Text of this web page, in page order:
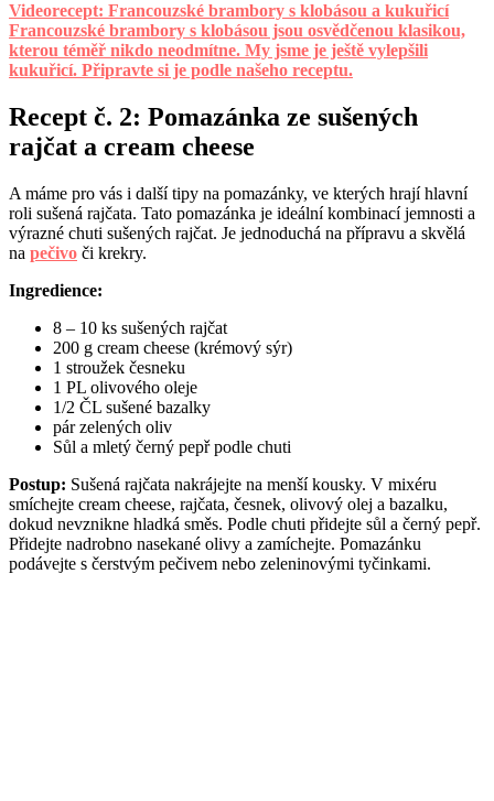
Videorecept: Francouzské brambory s klobásou a kukuřicí
Francouzské brambory s klobásou jsou osvědčenou klasikou,
kterou téměř nikdo neodmítne. My jsme je ještě vylepšili
kukuřicí. Připravte si je podle našeho receptu.
Recept č. 2: Pomazánka ze sušených
rajčat a cream cheese
A máme pro vás i další tipy na pomazánky, ve kterých hrají hlavní
roli sušená rajčata. Tato pomazánka je ideální kombinací jemnosti a
výrazné chuti sušených rajčat. Je jednoduchá na přípravu a skvělá
na pečivo či krekry.
Ingredience:
8 – 10 ks sušených rajčat
200 g cream cheese (krémový sýr)
1 stroužek česneku
1 PL olivového oleje
1/2 ČL sušené bazalky
pár zelených oliv
Sůl a mletý černý pepř podle chuti
Postup: Sušená rajčata nakrájejte na menší kousky. V mixéru
smíchejte cream cheese, rajčata, česnek, olivový olej a bazalku,
dokud nevznikne hladká směs. Podle chuti přidejte sůl a černý pepř.
Přidejte nadrobno nasekané olivy a zamíchejte. Pomazánku
podávejte s čerstvým pečivem nebo zeleninovými tyčinkami.